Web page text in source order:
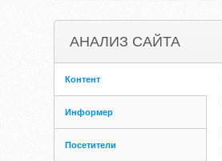
АНАЛИЗ САЙТА
Контент
Информер
Посетители